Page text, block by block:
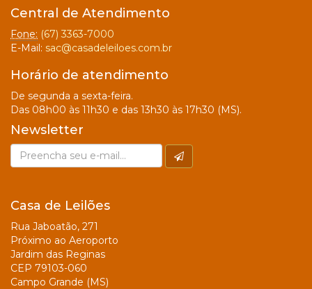
Central de Atendimento
Fone: (67) 3363-7000
E-Mail: sac@casadeleiloes.com.br
Horário de atendimento
De segunda a sexta-feira.
Das 08h00 às 11h30 e das 13h30 às 17h30 (MS).
Newsletter
Casa de Leilões
Rua Jaboatão, 271
Próximo ao Aeroporto
Jardim das Reginas
CEP 79103-060
Campo Grande (MS)